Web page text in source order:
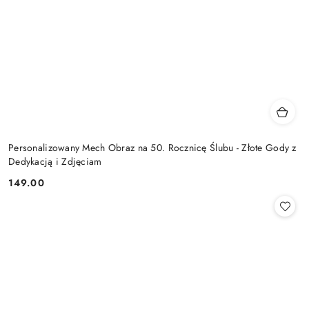
Personalizowany Mech Obraz na 50. Rocznicę Ślubu - Złote Gody z
Dedykacją i Zdjęciam
Cena:
149.00